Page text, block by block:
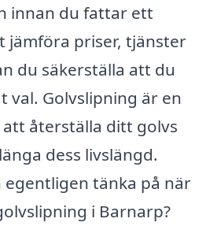
innan du fattar ett
jämföra priser, tjänster
du säkerställa att du
Golvslipning är en
återställa ditt golvs
dess livslängd.
egentligen tänka på när
i Barnarp?